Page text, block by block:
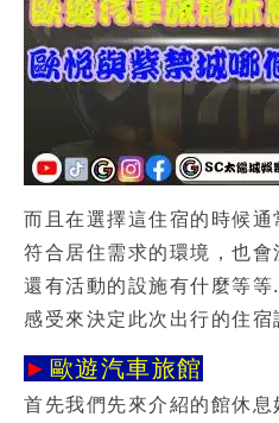
而且在選擇這住宿的時候
符合居住需求的環境，也會
還有活動的設施有什麼等
感受來決定此次出行的住宿
► 歐遊汽車旅館
首先我們先來介紹的館休